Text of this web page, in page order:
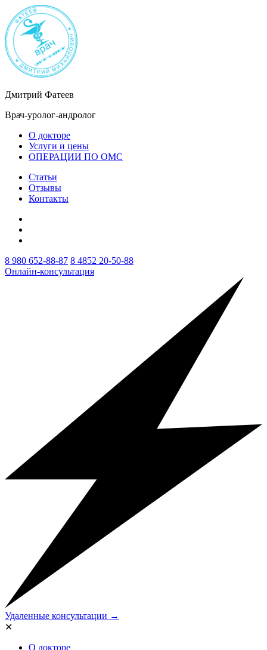
Дмитрий Фатеев
Врач-уролог-андролог
О докторе
Услуги и цены
ОПЕРАЦИИ ПО ОМС
Статьи
Отзывы
Контакты
8 980 652-88-87 8 4852 20-50-88
Онлайн-консультация
Удаленные консультации →
✕
О докторе